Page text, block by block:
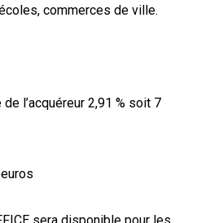
commerces de ville.
de l’acquéreur 2,91 % soit 7
sera disponible pour les